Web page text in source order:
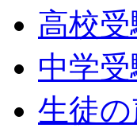
高校
中学
生徒